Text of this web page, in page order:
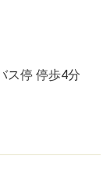
ス停 停歩4分